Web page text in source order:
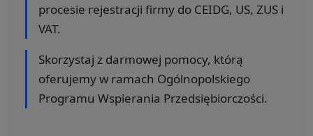
procesie rejestracji firmy do CEIDG, US, ZUS i
VAT.
Skorzystaj z darmowej pomocy, którą
oferujemy w ramach Ogólnopolskiego
Programu Wspierania Przedsiębiorczości.